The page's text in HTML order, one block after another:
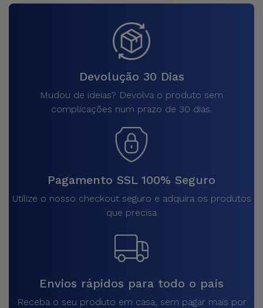
Devolução 30 Dias
Mudou de ideias? Devolva o produto sem
complicações num prazo de 30 dias.
Pagamento SSL 100% Seguro
Utilize o nosso checkout seguro e adquira os produtos
que precisa
Envios rápidos para todo o país
Receba o seu produto em casa, sem pagar mais por